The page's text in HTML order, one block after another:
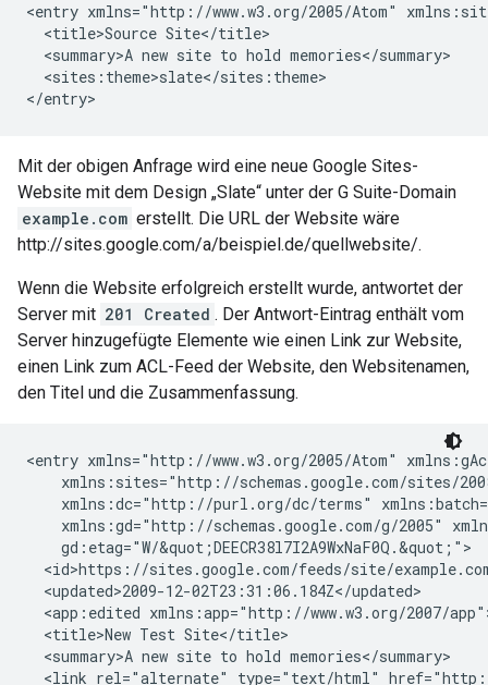
<entry xmlns="http://www.w3.org/2005/Atom"
  <title>Source Site</title>
  <summary>A new site to hold memories</summary>
  <sites:theme>slate</sites:theme>
</entry>
Mit der obigen Anfrage wird eine neue Google Sites-
Website mit dem Design „Slate“ unter der G Suite-Domain
example.com erstellt. Die URL der Website wäre
http://sites.google.com/a/beispiel.de/quellwebsite/.
Wenn die Website erfolgreich erstellt wurde, antwortet der
Server mit 201 Created . Der Antwort-Eintrag enthält vom
Server hinzugefügte Elemente wie einen Link zur Website,
einen Link zum ACL-Feed der Website, den Websitenamen,
den Titel und die Zusammenfassung.
<entry xmlns="http://www.w3.org/2005/Atom"
xmlns:sites="http://schemas.google.com/sites/
xmlns:dc="http://purl.org/dc/terms"
xmlns:gd="http://schemas.google.com/g/2005"
    gd:etag="W/&quot;DEECR38l7I2A9WxNaF0Q.&quot;">
  <id>https://sites.google.com/feeds/site/
  <updated>2009-12-02T23:31:06.184Z</updated>
<app:edited xmlns:app="http://www.w3.org/2007/
  <title>New Test Site</title>
  <summary>A new site to hold memories</summary>
<link rel="alternate" type="text/html"